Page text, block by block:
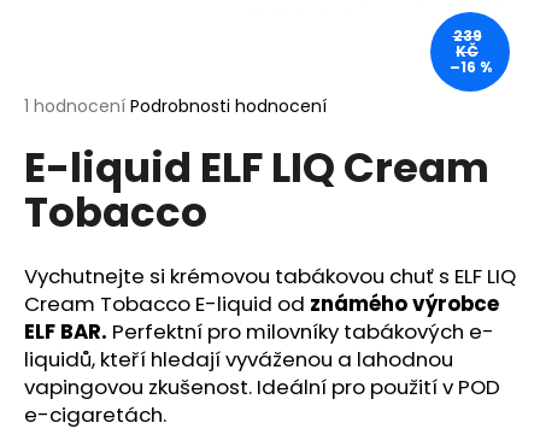
Průměrné
produktu
je
5,0
hvězdiček.
1 hodnocení Podrobnosti hodnocení
E-liquid ELF LIQ Cream
Tobacco
Vychutnejte si krémovou tabákovou chuť s ELF LIQ
Cream Tobacco E-liquid od známého výrobce
ELF BAR. Perfektní pro milovníky tabákových e-
liquidů, kteří hledají vyváženou a lahodnou
vapingovou zkušenost. Ideální pro použití v POD
e-cigaretách.
239
KČ
–16 %
í
t
?
HLEDAT
D
o